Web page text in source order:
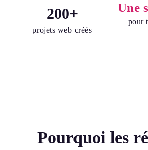
200+
projets web créés
Une
pour
Pourquoi les